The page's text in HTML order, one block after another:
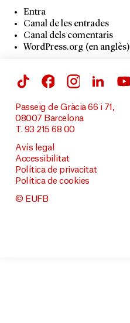
Entra
Canal de les entrades
Canal dels comentaris
WordPress.org (en anglès)
Passeig de Gràcia 66 i 71,
08007 Barcelona
T. 93 215 68 00
Avís legal
Accessibilitat
Política de privacitat
Política de cookies
© EUFB